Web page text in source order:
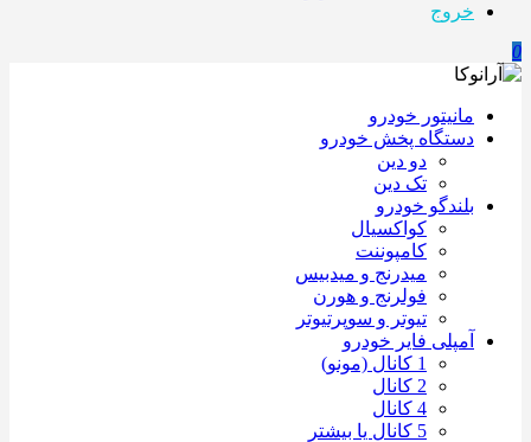
خروج
0
مانیتور خودرو
دستگاه پخش خودرو
دو دین
تک دین
بلندگو خودرو
کواکسیال
کامپوننت
میدرنج و میدبیس
فولرنج و هورن
تیوتر و سوپرتیوتر
آمپلی فایر خودرو
1 کانال (مونو)
2 کانال
4 کانال
5 کانال یا بیشتر